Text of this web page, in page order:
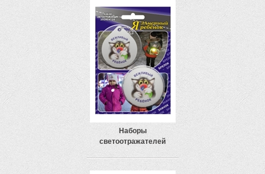
Наборы
светоотражателей